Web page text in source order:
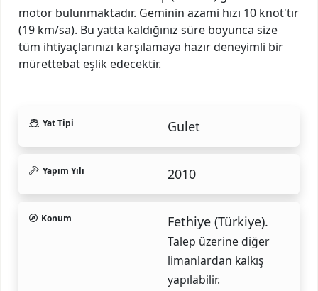
motor bulunmaktadır. Geminin azami hızı 10 knot'tır
(19 km/sa). Bu yatta kaldığınız süre boyunca size
tüm ihtiyaçlarınızı karşılamaya hazır deneyimli bir
mürettebat eşlik edecektir.
Yat Tipi Gulet
Yapım Yılı 2010
Konum Fethiye (Türkiye).
Talep üzerine diğer
limanlardan kalkış
yapılabilir.